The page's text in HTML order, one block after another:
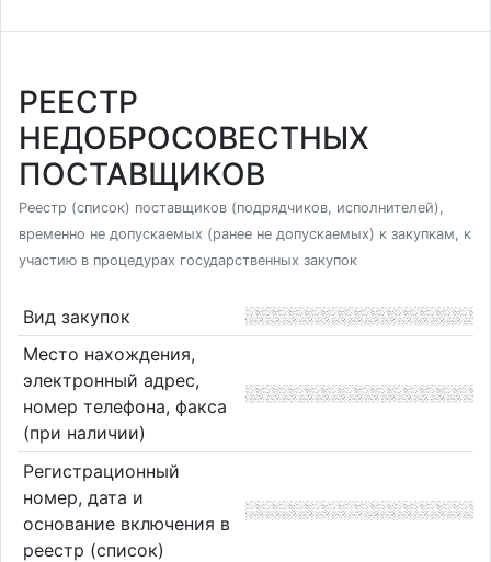
РЕЕСТР
НЕДОБРОСОВЕСТНЫХ
ПОСТАВЩИКОВ
Реестр (список) поставщиков (подрядчиков, исполнителей),
временно не допускаемых (ранее не допускаемых) к закупкам, к
участию в процедурах государственных закупок
Вид закупок
Место нахождения,
электронный адрес,
номер телефона, факса
(при наличии)
Регистрационный
номер, дата и
основание включения в
реестр (список)